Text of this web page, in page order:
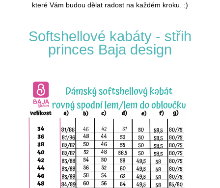
které Vám budou dělat radost na každém kroku. :)
Softshellové kabáty - střih
princes Baja design